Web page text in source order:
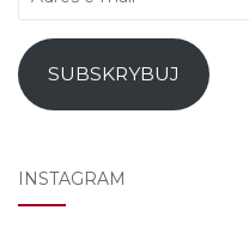
mail
SUBSKRYBUJ
INSTAGRAM